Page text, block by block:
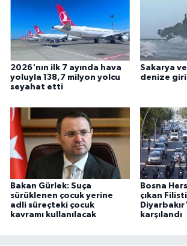
2026'nın ilk 7 ayında hava
yoluyla 138,7 milyon yolcu
seyahat etti
Sakarya
denize
Bakan Gürlek: Suça
sürüklenen çocuk yerine
adli süreçteki çocuk
kavramı kullanılacak
Bosna
çıkan
karşılandı